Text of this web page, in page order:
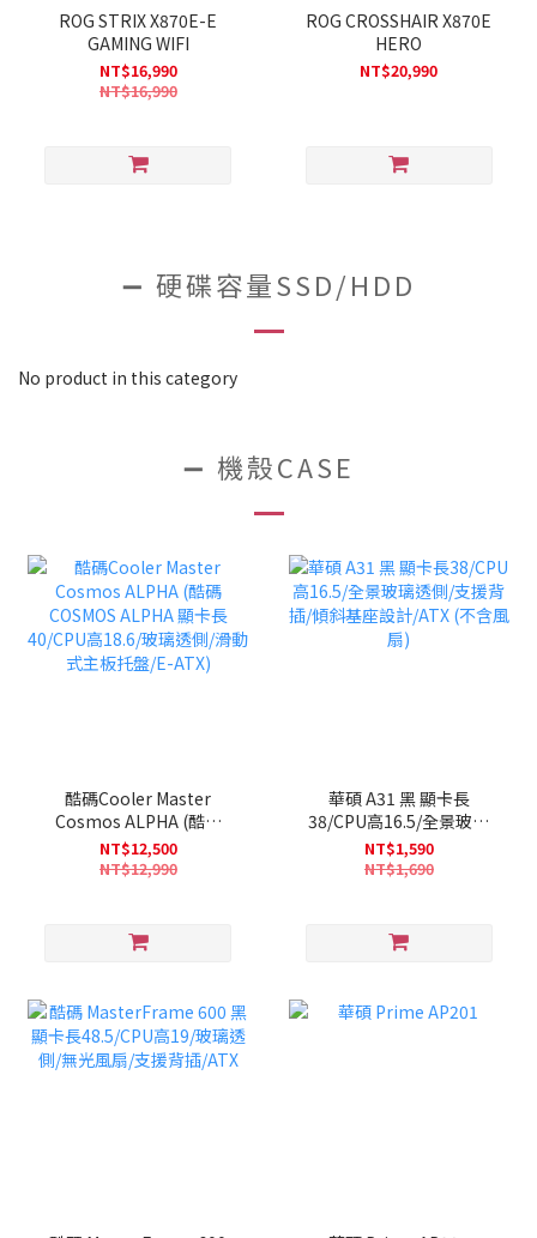
ROG STRIX X870E-E
GAMING WIFI
NT$16,990
NT$16,990
ROG CROSSHAIR X870E
HERO
NT$20,990
➖ 硬碟容量SSD/HDD
No product in this category
➖ 機殼CASE
酷碼Cooler Master
Cosmos ALPHA (酷碼
COSMOS ALPHA 顯卡長
40/CPU高18.6/玻璃透側/
NT$12,500
NT$12,990
華碩 A31 黑 顯卡長
38/CPU高16.5/全景玻璃
透側/支援背插/傾斜基座設
計/ATX (不含風扇)
NT$1,590
NT$1,690